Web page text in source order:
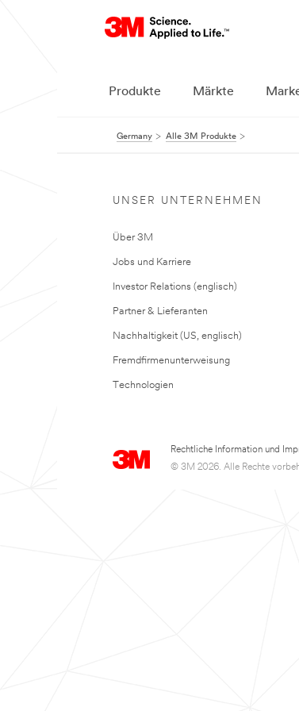
Produkte Märkte
Germany Alle 3M Produkte
UNSER UNTERNEHMEN
Über 3M
Jobs und Karriere
Investor Relations (englisch)
Partner & Lieferanten
Nachhaltigkeit (US, englisch)
Fremdfirmenunterweisung
Technologien
Rechtliche Information und
© 3M 2026. Alle Rechte